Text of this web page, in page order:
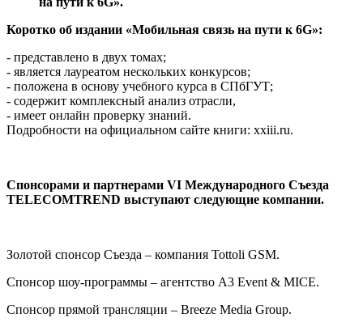
Коротко об издании «Мобильная связь на пути к 6G»:
- представлено в двух томах;
- является лауреатом нескольких конкурсов;
- положена в основу учебного курса в СПбГУТ;
- содержит комплексный анализ отрасли,
- имеет онлайн проверку знаний.
Подробности на официальном сайте книги: xxiii.ru.
Спонсорами и партнерами VI Международного Съезда
TELECOMTREND выступают следующие компании.
Золотой спонсор Съезда – компания Tottoli GSM.
Спонсор шоу-программы – агентство A3 Event & MICE.
Спонсор прямой трансляции – Breeze Media Group.